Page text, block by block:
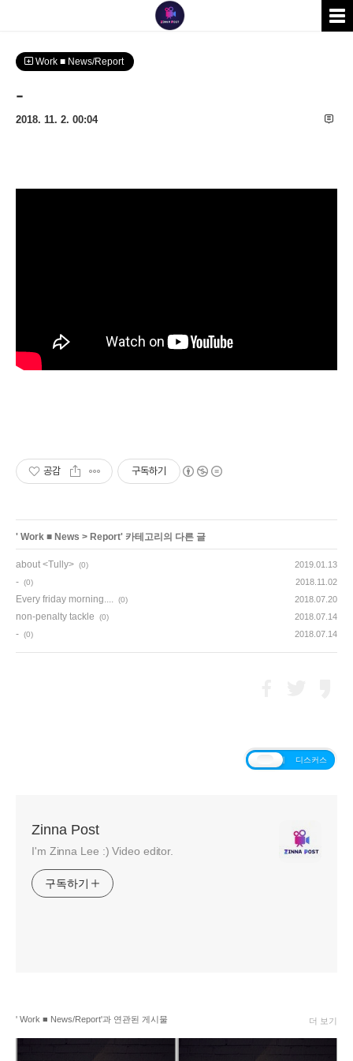
Work ■ News/Report
-
2018. 11. 2. 00:04
공감 구독하기
' Work ■ News > Report' 카테고리의 다른 글
about <Tully> (0) 2019.01.13
- (0) 2018.11.02
Every friday morning.... (0) 2018.07.20
non-penalty tackle (0) 2018.07.14
- (0) 2018.07.14
티스토리 디스커스
Zinna Post
I'm Zinna Lee :) Video editor.
구독하기
' Work ■ News/Report'과 연관된 게시물 더 보기